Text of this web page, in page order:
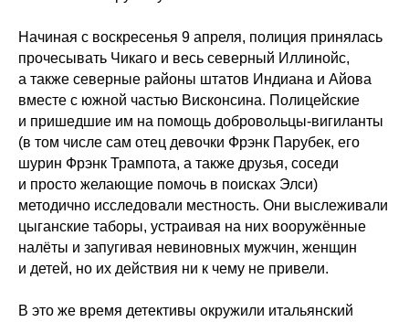
Начиная с воскресенья 9 апреля, полиция принялась
прочесывать Чикаго и весь северный Иллинойс,
а также северные районы штатов Индиана и Айова
вместе с южной частью Висконсина. Полицейские
и пришедшие им на помощь добровольцы-вигиланты
(в том числе сам отец девочки Фрэнк Парубек, его
шурин Фрэнк Трампота, а также друзья, соседи
и просто желающие помочь в поисках Элси)
методично исследовали местность. Они выслеживали
цыганские таборы, устраивая на них вооружённые
налёты и запугивая невиновных мужчин, женщин
и детей, но их действия ни к чему не привели.
В это же время детективы окружили итальянский